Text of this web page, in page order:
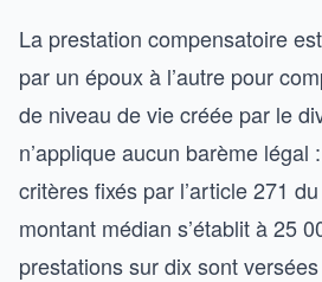
La prestation compensatoire
par un époux à l’autre pour
de niveau de vie créée par le
n’applique aucun barème légal
critères fixés par l’article 271
montant médian s’établit à 25
prestations sur dix sont